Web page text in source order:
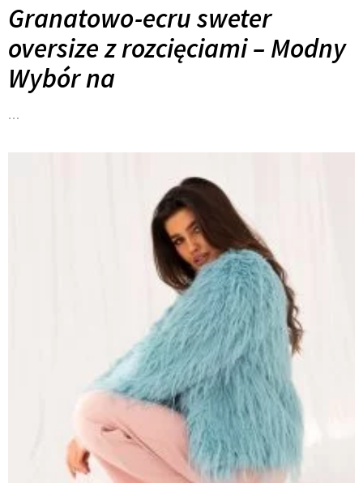
Granatowo-ecru sweter
oversize z rozcięciami – Modny
Wybór na
…